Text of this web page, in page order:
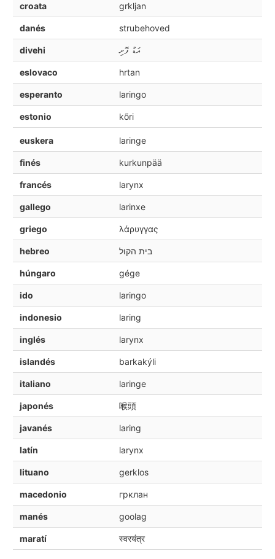
croata grkljan
danés strubehoved
divehi އަޑު ފޮށި
eslovaco hrtan
esperanto laringo
estonio kõri
euskera laringe
finés kurkunpää
francés larynx
gallego larinxe
griego λάρυγγας
hebreo בית הקול
húngaro gége
ido laringo
indonesio laring
inglés larynx
islandés barkakýli
italiano laringe
japonés 喉頭
javanés laring
latín larynx
lituano gerklos
macedonio грклан
manés goolag
maratí स्वरयंत्र